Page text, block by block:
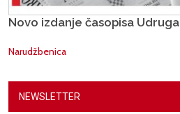
Novo izdanje časopisa
Narudžbenica
NEWSLETTER